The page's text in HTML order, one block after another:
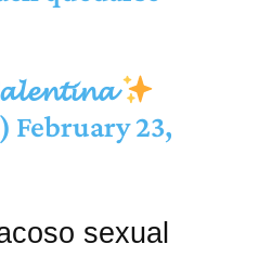
February 23,
sexual